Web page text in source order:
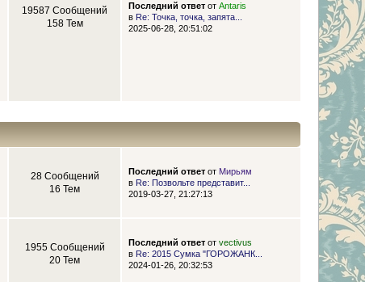
19587 Сообщений
158 Тем
Последний ответот Antaris
в Re: Точка, точка, запята...
2025-06-28, 20:51:02
28 Сообщений
16 Тем
Последний ответот Мирьям
в Re: Позвольте представит...
2019-03-27, 21:27:13
1955 Сообщений
20 Тем
Последний ответот vectivus
в Re: 2015 Сумка "ГОРОЖАНК...
2024-01-26, 20:32:53